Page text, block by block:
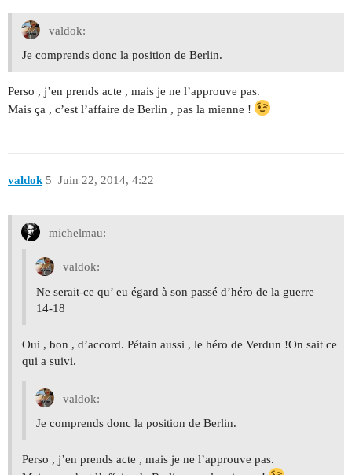
valdok:
Je comprends donc la position de Berlin.
Perso , j’en prends acte , mais je ne l’approuve pas.
Mais ça , c’est l’affaire de Berlin , pas la mienne !
valdok Juin 22, 2014, 4:22
5
michelmau:
valdok:
Ne serait-ce qu’ eu égard à son passé d’héro de la guerre
14-18
Oui , bon , d’accord. Pétain aussi , le héro de Verdun !On sait ce
qui a suivi.
valdok:
Je comprends donc la position de Berlin.
Perso , j’en prends acte , mais je ne l’approuve pas.